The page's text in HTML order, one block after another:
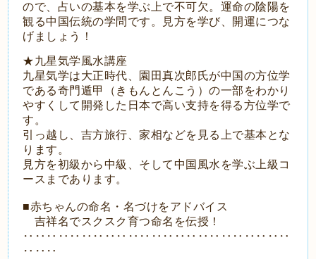
ので、占いの基本を学ぶ上で不可欠。運命の陰陽を
観る中国伝統の学問です。見方を学び、開運につな
げましょう！
★九星気学風水講座
九星気学は大正時代、園田真次郎氏が中国の方位学
である奇門遁甲（きもんとんこう）の一部をわかり
やすくして開発した日本で高い支持を得る方位学で
す。
引っ越し、吉方旅行、家相などを見る上で基本とな
ります。
見方を初級から中級、そして中国風水を学ぶ上級コ
ースまであります。
■赤ちゃんの命名・名づけをアドバイス
吉祥名でスクスク育つ命名を伝授！
‥‥‥‥‥‥‥‥‥‥‥‥‥‥‥‥‥‥‥‥‥‥‥
‥‥‥